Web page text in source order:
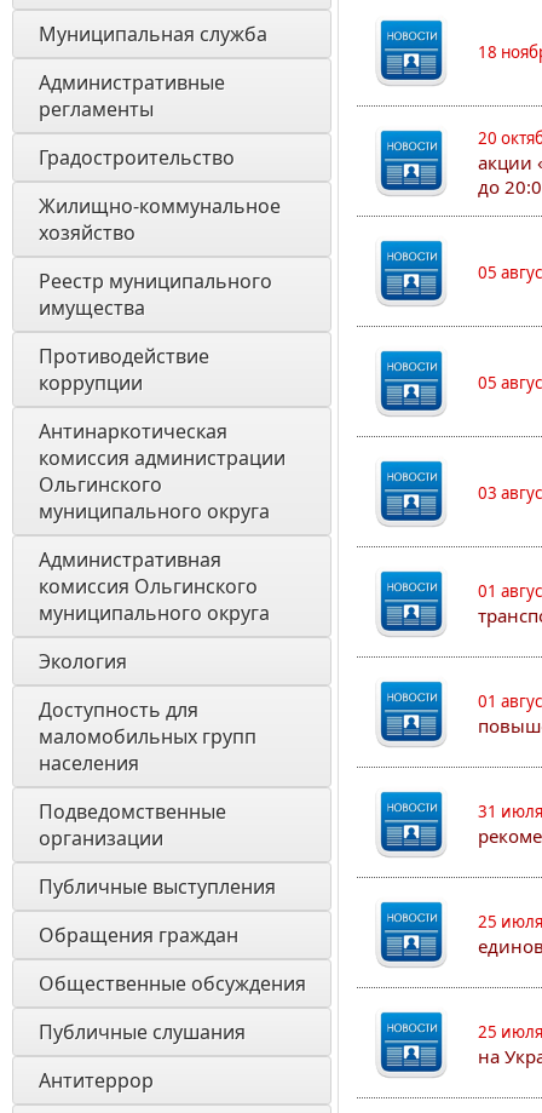
Муниципальная служба
Административные
регламенты
Градостроительство
Жилищно-коммунальное
хозяйство
Реестр муниципального
имущества
Противодействие
коррупции
Антинаркотическая
комиссия администрации
Ольгинского
муниципального округа
Административная
комиссия Ольгинского
муниципального округа
Экология
Доступность для
маломобильных групп
населения
Подведомственные
организации
Публичные выступления
Обращения граждан
Общественные обсуждения
Публичные слушания
Антитеррор
18
20
акции
до
05
05
03
01
01
31
25
25
на